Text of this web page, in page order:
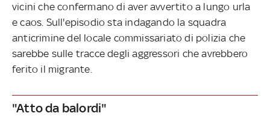
vicini che confermano di aver avvertito a lungo urla
e caos. Sull'episodio sta indagando la squadra
anticrimine del locale commissariato di polizia che
sarebbe sulle tracce degli aggressori che avrebbero
ferito il migrante.
"Atto da balordi"